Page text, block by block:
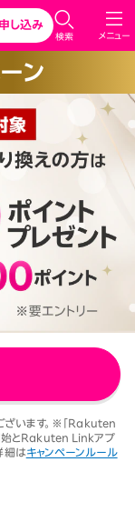
メニュー
検索
し込み
ン
ざいます。※「Rakuten
始とRakuten Linkアプ
細はキャンペーンルール
11月19日より1回
。「累計」とは、楽
日以降に契約され
指します。
C
l
s
e